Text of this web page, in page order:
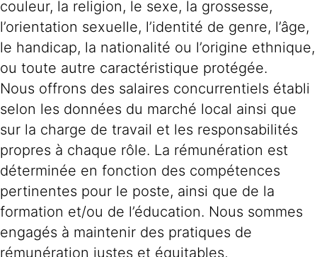
couleur, la religion, le sexe, la grossesse,
l’orientation sexuelle, l’identité de genre, l’âge,
le handicap, la nationalité ou l’origine ethnique,
ou toute autre caractéristique protégée.
Nous offrons des salaires concurrentiels établi
selon les données du marché local ainsi que
sur la charge de travail et les responsabilités
propres à chaque rôle. La rémunération est
déterminée en fonction des compétences
pertinentes pour le poste, ainsi que de la
formation et/ou de l’éducation. Nous sommes
engagés à maintenir des pratiques de
rémunération justes et équitables,